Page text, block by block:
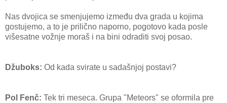
Nas dvojica se smenjujemo između dva grada u kojima
gostujemo, a to je prilično naporno, pogotovo kada posle
višesatne vožnje moraš i na bini odraditi svoj posao.
Džuboks: Od kada svirate u sadašnjoj postavi?
Pol Fenč: Tek tri meseca. Grupa "Meteors" se oformila pre